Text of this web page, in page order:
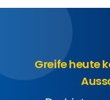
Greife heute